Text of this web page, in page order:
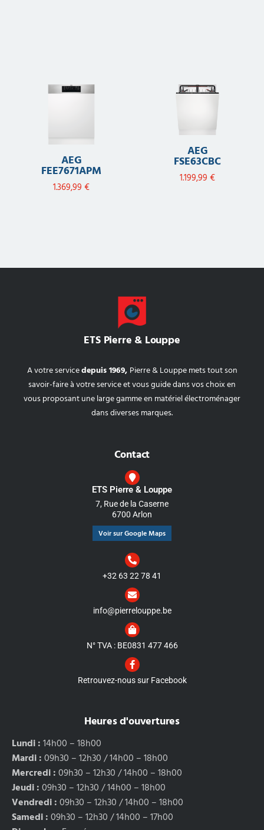
AEG
FEE7671APM
1.369,99 €
AEG
FSE63CBC
1.199,99 €
ETS Pierre & Louppe
A votre servicedepuis 1969, Pierre & Louppe mets tout son
savoir-faire à votre service et vous guide dans vos choix en
vous proposant une large gamme en matériel électroménager
dans diverses marques.
Contact
ETS Pierre & Louppe
7, Rue de la Caserne
6700 Arlon
Voir sur Google Maps
+32 63 22 78 41
info@pierrelouppe.be
N° TVA : BE0831 477 466
Retrouvez-nous sur Facebook
Heures d'ouvertures
Lundi :14h00 – 18h00
Mardi :09h30 – 12h30 / 14h00 – 18h00
Mercredi :09h30 – 12h30 / 14h00 – 18h00
Jeudi :09h30 – 12h30 / 14h00 – 18h00
Vendredi :09h30 – 12h30 / 14h00 – 18h00
Samedi :09h30 – 12h30 / 14h00 – 17h00